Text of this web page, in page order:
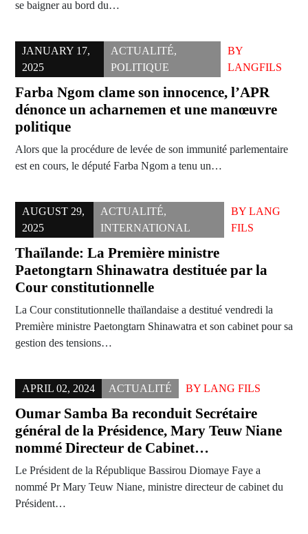
se baigner au bord du…
JANUARY 17,
2025
ACTUALITÉ,
POLITIQUE
BY
LANGFILS
Farba Ngom clame son innocence, l’APR
dénonce un acharnemen et une manœuvre
politique
Alors que la procédure de levée de son immunité parlementaire
est en cours, le député Farba Ngom a tenu un…
AUGUST 29,
2025
ACTUALITÉ,
INTERNATIONAL
BY LANG
FILS
Thaïlande: La Première ministre
Paetongtarn Shinawatra destituée par la
Cour constitutionnelle
La Cour constitutionnelle thaïlandaise a destitué vendredi la
Première ministre Paetongtarn Shinawatra et son cabinet pour sa
gestion des tensions…
APRIL 02, 2024 ACTUALITÉ BY LANG FILS
Oumar Samba Ba reconduit Secrétaire
général de la Présidence, Mary Teuw Niane
nommé Directeur de Cabinet…
Le Président de la République Bassirou Diomaye Faye a
nommé Pr Mary Teuw Niane, ministre directeur de cabinet du
Président…